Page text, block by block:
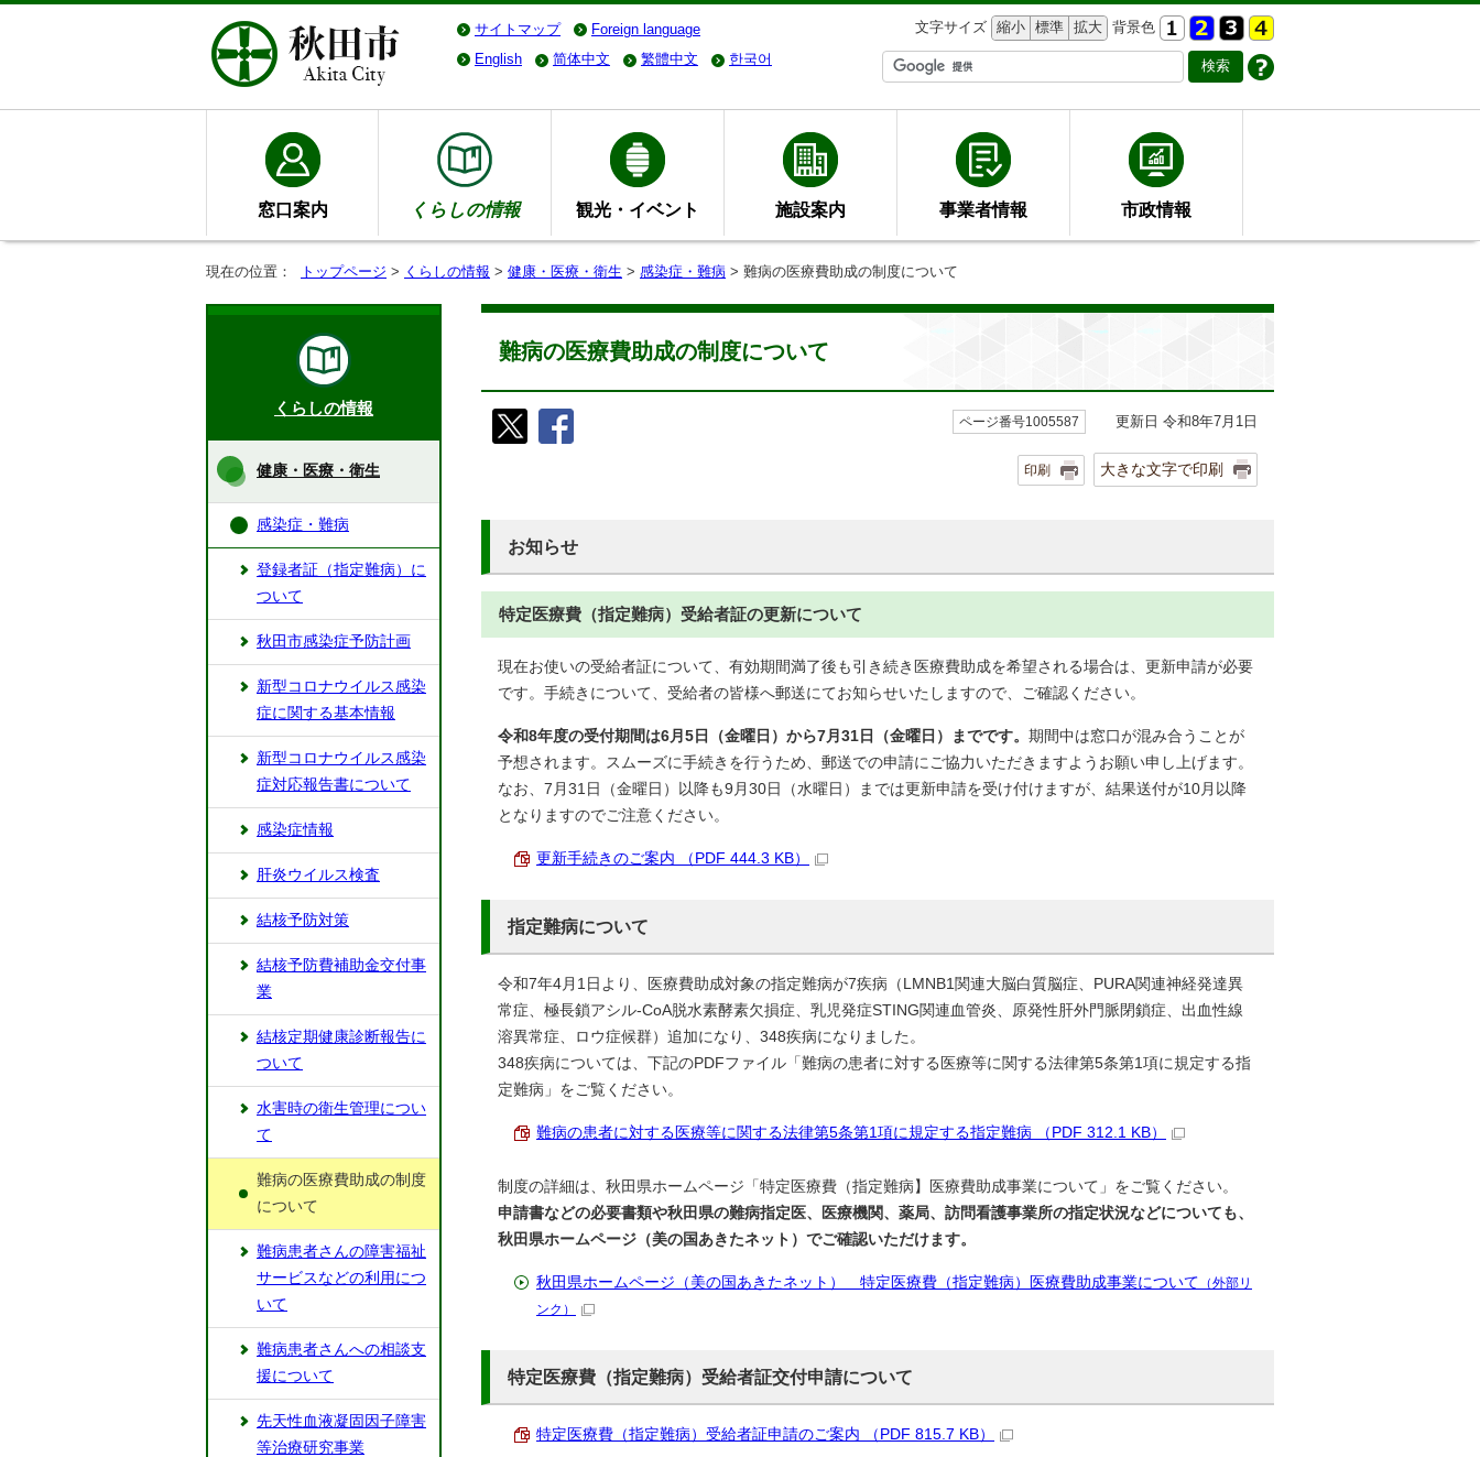
サイトマップ Foreign language 文字サイズ 縮小 標準 拡大 背景色
English
简体中文 繁體中文 한국어
窓口案内 くらしの情報 観光・イベント 施設案内 事業者情報 市政情報
現在の位置： トップページ > くらしの情報 > 健康・医療・衛生 > 感染症・難病 > 難病の医療費助成の制度について
難病の医療費助成の制度について
ページ番号1005587 更新日 令和8年7月1日
印刷 大きな文字で印刷
お知らせ
特定医療費（指定難病）受給者証の更新について
現在お使いの受給者証について、有効期間満了後も引き続き医療費助成を希望される場合は、更新申請が必要
です。手続きについて、受給者の皆様へ郵送にてお知らせいたしますので、ご確認ください。
令和8年度の受付期間は6月5日（金曜日）から7月31日（金曜日）までです。 期間中は窓口が混み合うことが
予想されます。スムーズに手続きを行うため、郵送での申請にご協力いただきますようお願い申し上げます。
なお、7月31日（金曜日）以降も9月30日（水曜日）までは更新申請を受け付けますが、結果送付が10月以降
となりますのでご注意ください。
更新手続きのご案内 （PDF 444.3 KB）
指定難病について
令和7年4月1日より、医療費助成対象の指定難病が7疾病（LMNB1関連大脳白質脳症、PURA関連神経発達異
常症、極長鎖アシル-CoA脱水素酵素欠損症、乳児発症STING関連血管炎、原発性肝外門脈閉鎖症、出血性線
溶異常症、ロウ症候群）追加になり、348疾病になりました。
348疾病については、下記のPDFファイル「難病の患者に対する医療等に関する法律第5条第1項に規定する指
定難病」をご覧ください。
難病の患者に対する医療等に関する法律第5条第1項に規定する指定難病 （PDF 312.1 KB）
制度の詳細は、秋田県ホームページ「特定医療費（指定難病】医療費助成事業について」をご覧ください。
申請書などの必要書類や秋田県の難病指定医、医療機関、薬局、訪問看護事業所の指定状況などについても、
秋田県ホームページ（美の国あきたネット）でご確認いただけます。
秋田県ホームページ（美の国あきたネット） 特定医療費（指定難病）医療費助成事業について （外部リ
ンク）
特定医療費（指定難病）受給者証交付申請について
特定医療費（指定難病）受給者証申請のご案内 （PDF 815.7 KB）
くらしの情報
健康・医療・衛生
感染症・難病
登録者証（指定難病）に
ついて
秋田市感染症予防計画
新型コロナウイルス感染
症に関する基本情報
新型コロナウイルス感染
症対応報告書について
感染症情報
肝炎ウイルス検査
結核予防対策
結核予防費補助金交付事
業
結核定期健康診断報告に
ついて
水害時の衛生管理につい
て
難病の医療費助成の制度
について
難病患者さんの障害福祉
サービスなどの利用につ
いて
難病患者さんへの相談支
援について
先天性血液凝固因子障害
等治療研究事業